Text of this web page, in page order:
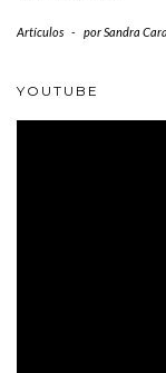
Artículos - porSandra
YOUTUBE